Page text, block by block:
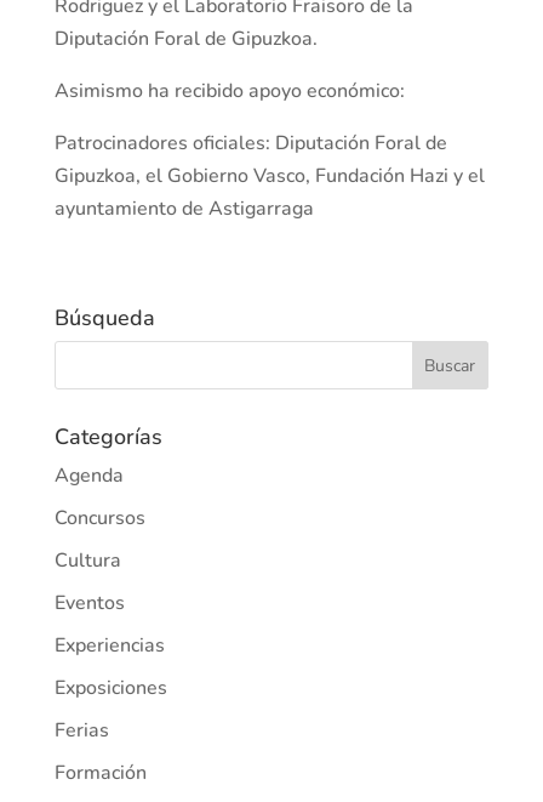
Rodriguez y el Laboratorio Fraisoro de la
Diputación Foral de Gipuzkoa.
Asimismo ha recibido apoyo económico:
Patrocinadores oficiales: Diputación Foral de
Gipuzkoa, el Gobierno Vasco, Fundación Hazi y el
ayuntamiento de Astigarraga
Búsqueda
Categorías
Agenda
Concursos
Cultura
Eventos
Experiencias
Exposiciones
Ferias
Formación